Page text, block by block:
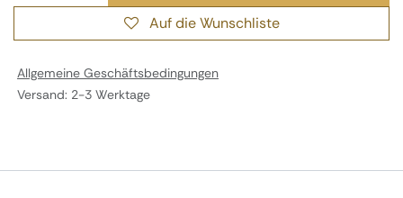
Auf die Wunschliste
Allgemeine Geschäftsbedingungen
Versand: 2-3 Werktage